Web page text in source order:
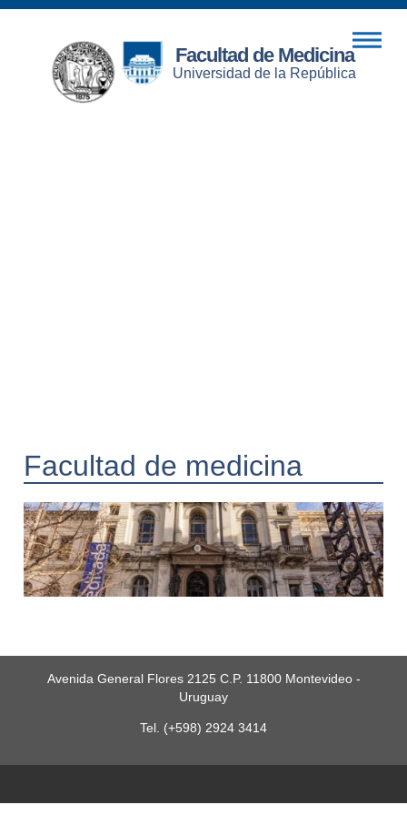
Facultad de Medicina
Universidad de la República
Facultad de medicina
Avenida General Flores 2125 C.P. 11800 Montevideo -
Uruguay
Tel. (+598) 2924 3414